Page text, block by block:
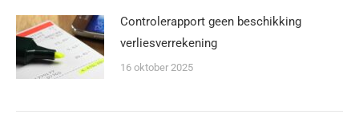
Controlerapport geen beschikking
verliesverrekening
16 oktober 2025